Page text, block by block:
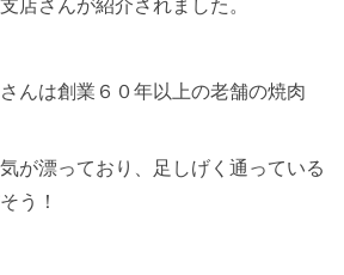
店さんが紹介されました。
んは創業６０年以上の老舗の焼肉
が漂っており、足しげく通っている
う！